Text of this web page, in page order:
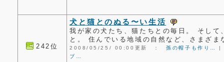
242位
犬と猫とのぬる〜い生活
我が家の犬たち、猫たちとの毎日。 そして
と。 住んでいる地域の自然など、さまざま
2008/05/25/ 00:00更新 ：孫の帽子も作り…
ブ…